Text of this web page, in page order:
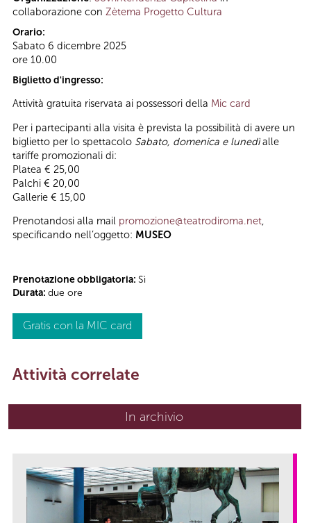
collaborazione con Zètema Progetto Cultura
Orario:
Sabato 6 dicembre 2025
ore 10.00
Biglietto d'ingresso:
Attività gratuita riservata ai possessori della Mic card
Per i partecipanti alla visita è prevista la possibilità di avere un
biglietto per lo spettacolo Sabato, domenica e lunedìalle
tariffe promozionali di:
Platea € 25,00
Palchi € 20,00
Gallerie € 15,00
Prenotandosi alla mail promozione@teatrodiroma.net,
specificando nell’oggetto: MUSEO
Prenotazione obbligatoria: Sì
Durata: due ore
Gratis con la MIC card
Attività correlate
In archivio